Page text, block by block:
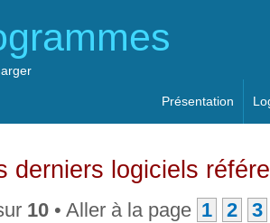
Présentation
derniers logiciels
10 • Aller à la page 1 2
3